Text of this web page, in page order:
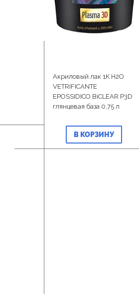
Акриловый лак 1K H2O
VETRIFICANTE
EPOSSIDICO BiCLEAR P3D
глянцевая база 0,75 л
В КОРЗИНУ